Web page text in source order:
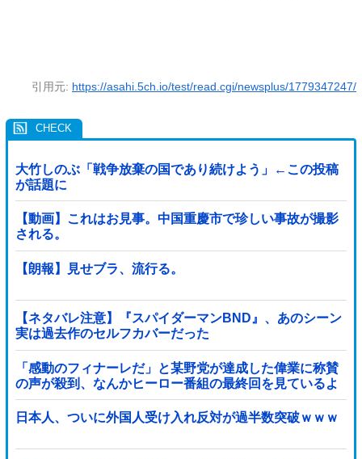
引用元: https://asahi.5ch.io/test/read.cgi/newsplus/1779347247/
大竹しのぶ「戦争放棄の国であり続けよう」←この投稿
が話題に
【動画】これはお見事。中国重慶市で珍しい事故が撮影
される。
【朗報】見せブラ、流行る。
【ネタバレ注意】『スパイダーマンBND』、あのシーン
実は過去作のセルフカバーだった
「感動のフィナーレだ」と某野党が達成した偉業に称賛
の声が殺到、なんかヒーロー番組の最終回を見ているよ
うな気分に……他
日本人、ついに外国人受け入れ反対が過半数突破ｗｗｗ